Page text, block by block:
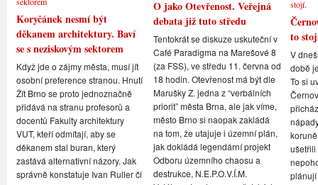
Koryčánek nesmí být
děkanem architektury. Baví
se s neziskovým sektorem
Když jde o zájmy města, musí jít
osobní preference stranou. Hnutí
Žít Brno se proto jednoznačně
přidává na stranu profesorů a
docentů Fakulty architektury
VUT, kteří odmítají, aby se
děkanem stal buran, který
zastává alternativní názory. Jak
správně konstatuje Ivan Ruller či
O jako Otevřenost. Veřejná
debata již tuto středu
Tentokrát se diskuze uskuteční v
Café Paradigma na Marešové 8
(za FSS), ve středu 11. června od
18 hodin. Otevřenost má být dle
Marušky Z. jedna z “verbálních
priorit” města Brna, ale jak víme,
město Brno si naopak zakládá
na tom, že utajuje i územní plán,
jak dokládá legendární projekt
Odboru územního chaosu a
destrukce, N.E.P.O.V.Í.M.
to
V
době
To si
ušetřili